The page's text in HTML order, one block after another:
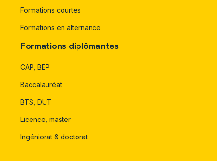
Formations courtes
Formations en alternance
Formations diplômantes
CAP, BEP
Baccalauréat
BTS, DUT
Licence, master
Ingéniorat & doctorat